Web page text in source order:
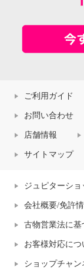
ご利用ガイド
お問い合わせ
店舗情報
サイトマップ
ジュピターシ
会社概要/免許
古物営業法に基
お客様対応につ
ショップチャ